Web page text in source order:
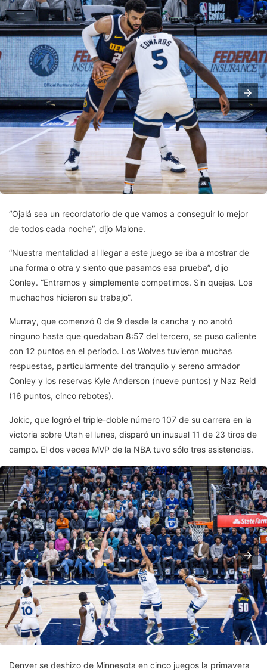
“Ojalá sea un recordatorio de que vamos a conseguir lo mejor
de todos cada noche”, dijo Malone.
“Nuestra mentalidad al llegar a este juego se iba a mostrar de
una forma o otra y siento que pasamos esa prueba”, dijo
Conley. “Entramos y simplemente competimos. Sin quejas. Los
muchachos hicieron su trabajo”.
Murray, que comenzó 0 de 9 desde la cancha y no anotó
ninguno hasta que quedaban 8:57 del tercero, se puso caliente
con 12 puntos en el período. Los Wolves tuvieron muchas
respuestas, particularmente del tranquilo y sereno armador
Conley y los reservas Kyle Anderson (nueve puntos) y Naz Reid
(16 puntos, cinco rebotes).
Jokic, que logró el triple-doble número 107 de su carrera en la
victoria sobre Utah el lunes, disparó un inusual 11 de 23 tiros de
campo. El dos veces MVP de la NBA tuvo sólo tres asistencias.
Denver se deshizo de Minnesota en cinco juegos la primavera